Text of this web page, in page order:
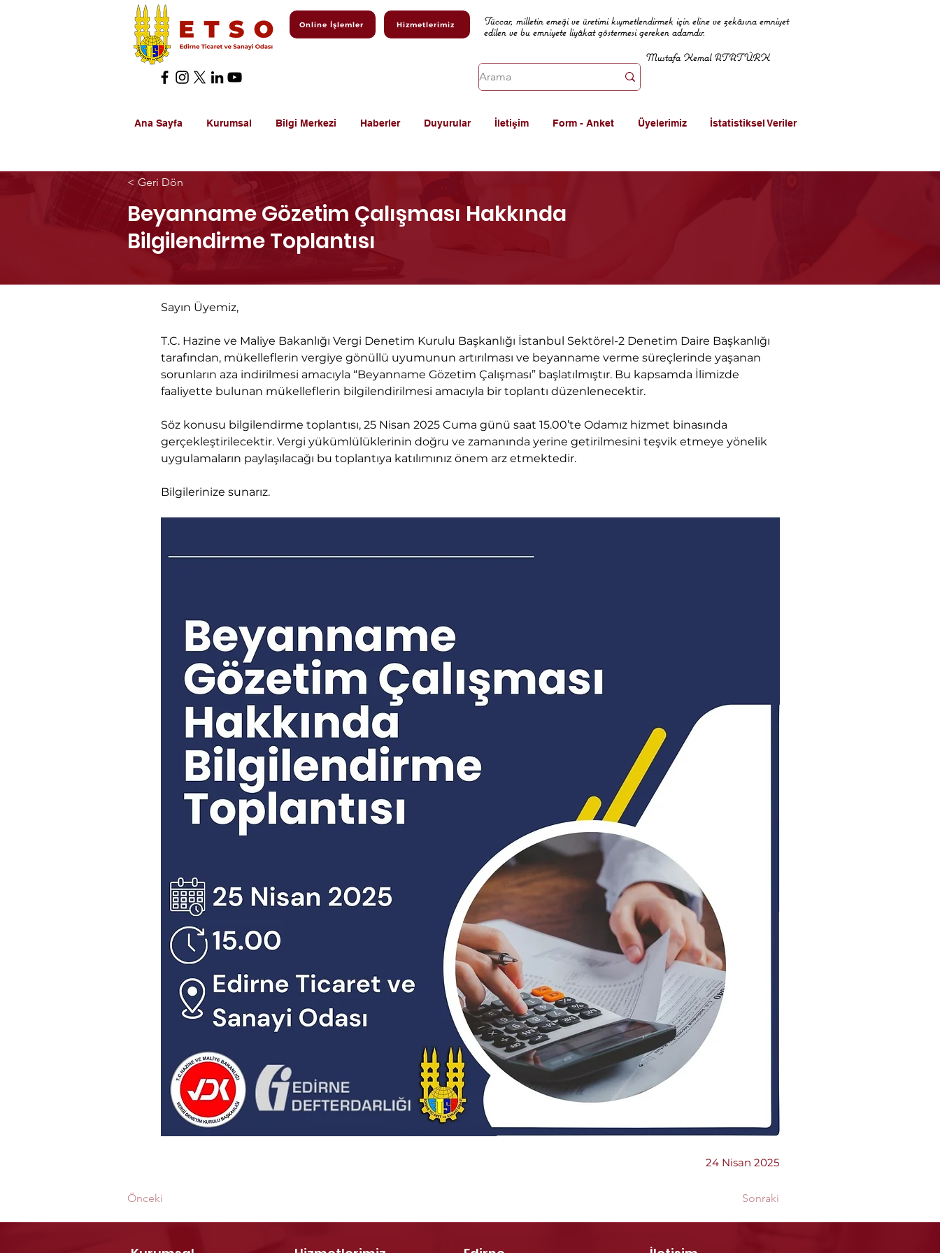
Online İşlemler Hizmetlerimiz
Tüccar, milletin emeği ve üretimi kıymetlendirmek için eline ve zekâsına emniyet
edilen ve bu emniyete liyâkat göstermesi gereken adamdır.
Mustafa Kemal ATATÜRK
Ana Sayfa Kurumsal Bilgi Merkezi Haberler Duyurular İletişim Form - Anket Üyelerimiz İstatistiksel Veriler
< Geri Dön
Beyanname Gözetim Çalışması Hakkında
Bilgilendirme Toplantısı
Sayın Üyemiz,
T.C. Hazine ve Maliye Bakanlığı Vergi Denetim Kurulu Başkanlığı İstanbul Sektörel-2 Denetim Daire Başkanlığı
tarafından, mükelleflerin vergiye gönüllü uyumunun artırılması ve beyanname verme süreçlerinde yaşanan
sorunların aza indirilmesi amacıyla “Beyanname Gözetim Çalışması” başlatılmıştır. Bu kapsamda İlimizde
faaliyette bulunan mükelleflerin bilgilendirilmesi amacıyla bir toplantı düzenlenecektir.
Söz konusu bilgilendirme toplantısı, 25 Nisan 2025 Cuma günü saat 15.00’te Odamız hizmet binasında
gerçekleştirilecektir. Vergi yükümlülüklerinin doğru ve zamanında yerine getirilmesini teşvik etmeye yönelik
uygulamaların paylaşılacağı bu toplantıya katılımınız önem arz etmektedir.
Bilgilerinize sunarız.
24 Nisan 2025
Önceki Sonraki